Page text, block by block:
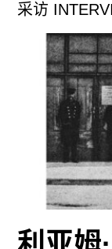
BANAHAW）
里，殖民冲突
糊不定的未来
以捉摸的美学
该用我们的眼
OF
EYES，2024
成氛围音轨，
KOLORUM
为《受制的人
2024）的翩翩
采访